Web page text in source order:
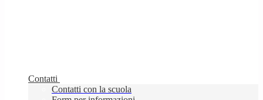
Contatti
Contatti con la scuola